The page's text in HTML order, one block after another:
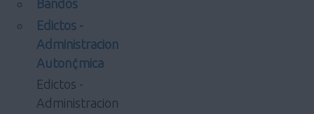
Bandos
Edictos -
Administracion
Auton¢mica
Edictos -
Administracion